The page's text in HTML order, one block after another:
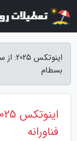
بسطام
فناورانه